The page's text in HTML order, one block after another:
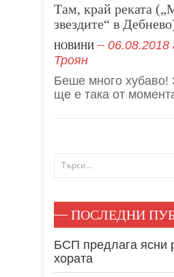
Там, край реката
звездите“ в
НОВИНИ 06.08.2018
Троян
Беше много хубаво!
ще е така от
ПОСЛЕДНИ
БСП предлага ясни
хората